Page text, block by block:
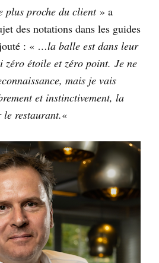
plus proche du client» a
des notations dans les guides
: « …la balle est dans leur
zéro étoile et zéro point. Je ne
mais je vais
et instinctivement, la
restaurant.«